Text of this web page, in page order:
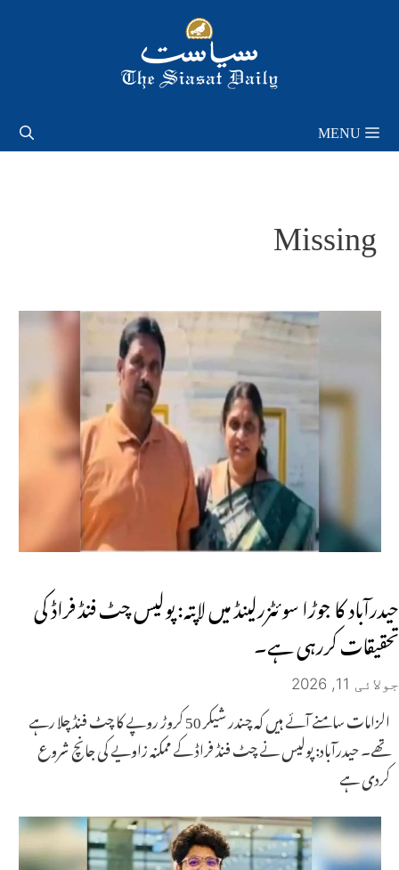
MENU
Missing
حیدرآباد کا جوڑا سوئٹزرلینڈ میں لاپتہ: پولیس چٹ فنڈ فراڈ کی
تحقیقات کررہی ہے۔
جولائی 11, 2026
الزامات سامنے آئے ہیں کہ چندر شیکر 50 کروڑ روپے کا چٹ فنڈ چلا رہے
تھے۔ حیدرآباد: پولیس نے چٹ فنڈ فراڈ کے ممکنہ زاویے کی جانچ شروع
کردی ہے